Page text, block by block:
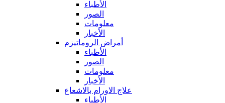
الأطباء
الصور
معلومات
الأخبار
أمراض الروماتيزم
الأطباء
الصور
معلومات
الأخبار
علاج الاورام بالاشعاع
الأطباء